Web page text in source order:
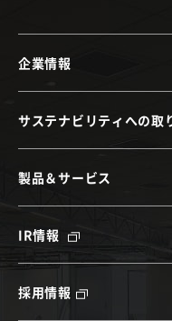
企業情報
サステナビリティへの取
製品＆サービス
IR情報
採用情報